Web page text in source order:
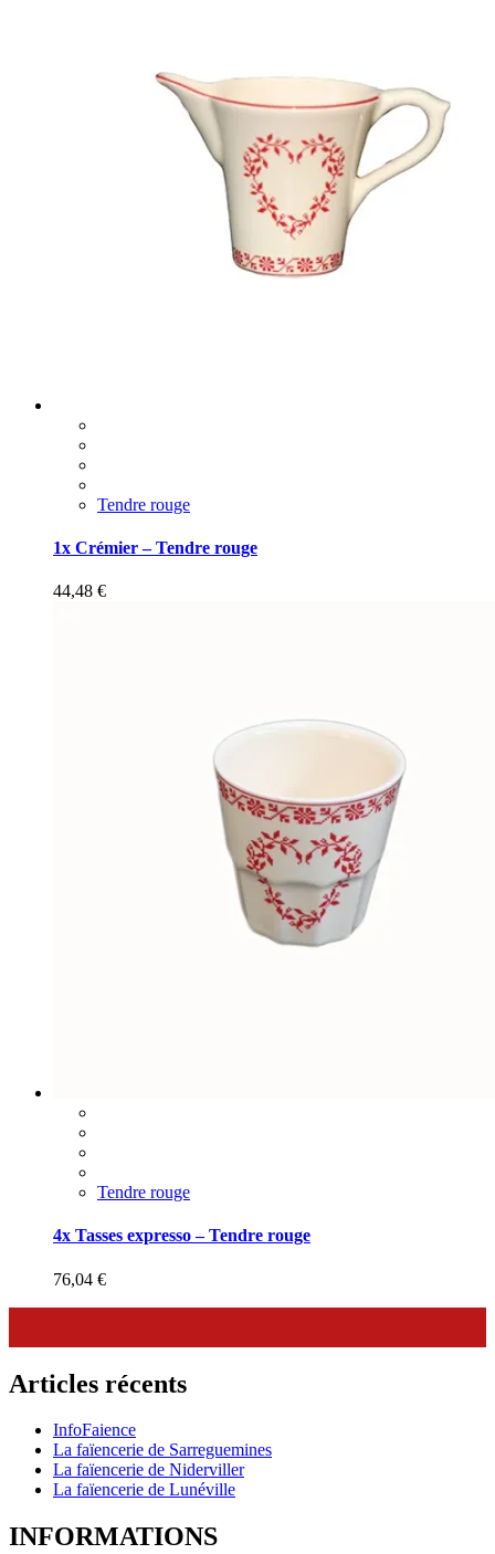
Tendre rouge
1x Crémier – Tendre rouge
44,48 €
Tendre rouge
4x Tasses expresso – Tendre rouge
76,04 €
Articles récents
InfoFaience
La faïencerie de Sarreguemines
La faïencerie de Niderviller
La faïencerie de Lunéville
INFORMATIONS